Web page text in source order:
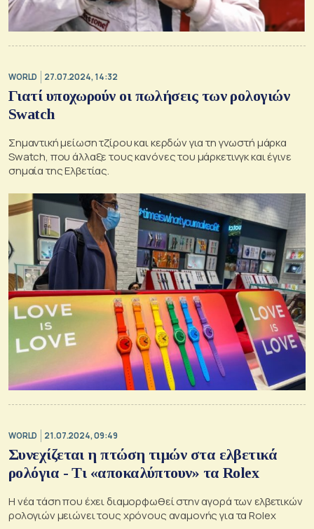
WORLD 27.07.2024, 14:32
Γιατί υποχωρούν οι πωλήσεις των ρολογιών
Swatch
Σημαντική μείωση τζίρου και κερδών για τη γνωστή μάρκα
Swatch, που άλλαξε τους κανόνες του μάρκετινγκ και έγινε
σημαία της Ελβετίας.
WORLD 21.07.2024, 09:49
Συνεχίζεται η πτώση τιμών στα ελβετικά
ρολόγια - Τι «αποκαλύπτουν» τα Rolex
Η νέα τάση που έχει διαμορφωθεί στην αγορά των ελβετικών
ρολογιών μειώνει τους χρόνους αναμονής για τα Rolex